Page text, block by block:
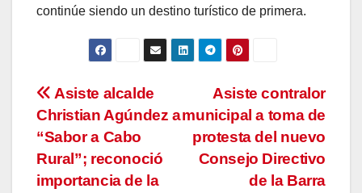
continúe siendo un destino turístico de primera.
Navegación
de
entradas
Asiste contralor
municipal a toma de
protesta del nuevo
Consejo Directivo
de la Barra
Asiste alcalde
Christian Agúndez a
“Sabor a Cabo
Rural”; reconoció
importancia de la